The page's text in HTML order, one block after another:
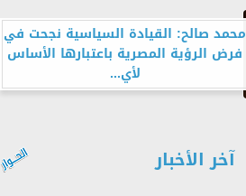
محمد صالح: القيادة السياسية نجحت في
فرض الرؤية المصرية باعتبارها الأساس
لأي...
آخر الأخبار